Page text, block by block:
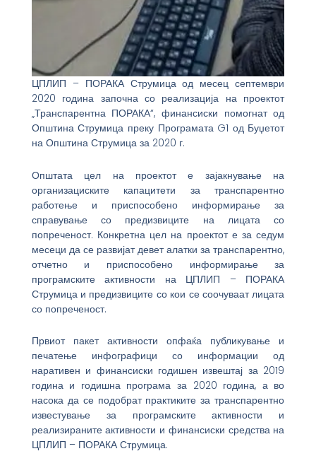
ЦПЛИП – ПОРАКА Струмица од месец септември
2020 година започна со реализација на проектот
„Транспарентна ПОРАКА“, финансиски помогнат од
Општина Струмица преку Програмата G1 од Буџетот
на Општина Струмица за 2020 г.
Општата цел на проектот е зајакнување на
организациските капацитети за транспарентно
работење и приспособено информирање за
справување со предизвиците на лицата со
попреченост. Конкретна цел на проектот е за седум
месеци да се развијат девет алатки за транспарентно,
отчетно и приспособено информирање за
програмските активности на ЦПЛИП – ПОРАКА
Струмица и предизвиците со кои се соочуваат лицата
со попреченост.
Првиот пакет активности опфаќа публикување и
печатење инфографици со информации од
наративен и финансиски годишен извештај за 2019
година и годишна програма за 2020 година, а во
насока да се подобрат практиките за транспарентно
известување за програмските активности и
реализираните активности и финансиски средства на
ЦПЛИП – ПОРАКА Струмица.